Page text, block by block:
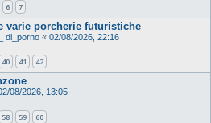
6 7
varie porcherie futuristiche
di_porno « 02/08/2026, 22:16
40 41 42
08/2026, 13:05
58 59 60